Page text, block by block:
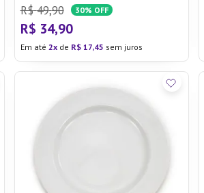
R$ 49,90 30% OFF
R$ 34,90
Em até 2 de R$ 17,45 sem juros